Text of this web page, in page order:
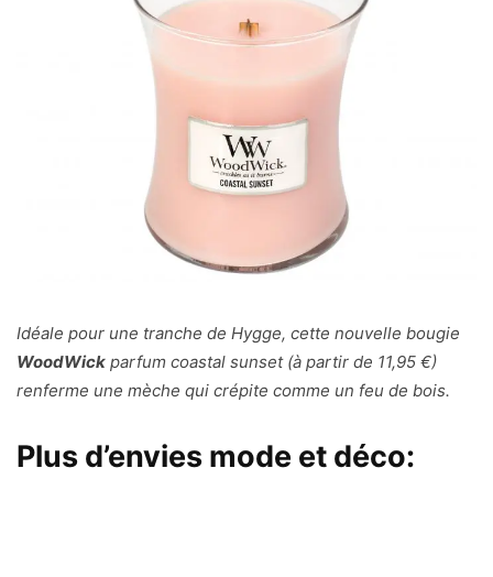
Idéale pour une tranche de Hygge, cette nouvelle bougie
WoodWick parfum coastal sunset (à partir de 11,95 €)
renferme une mèche qui crépite comme un feu de bois.
Plus d’envies mode et déco: